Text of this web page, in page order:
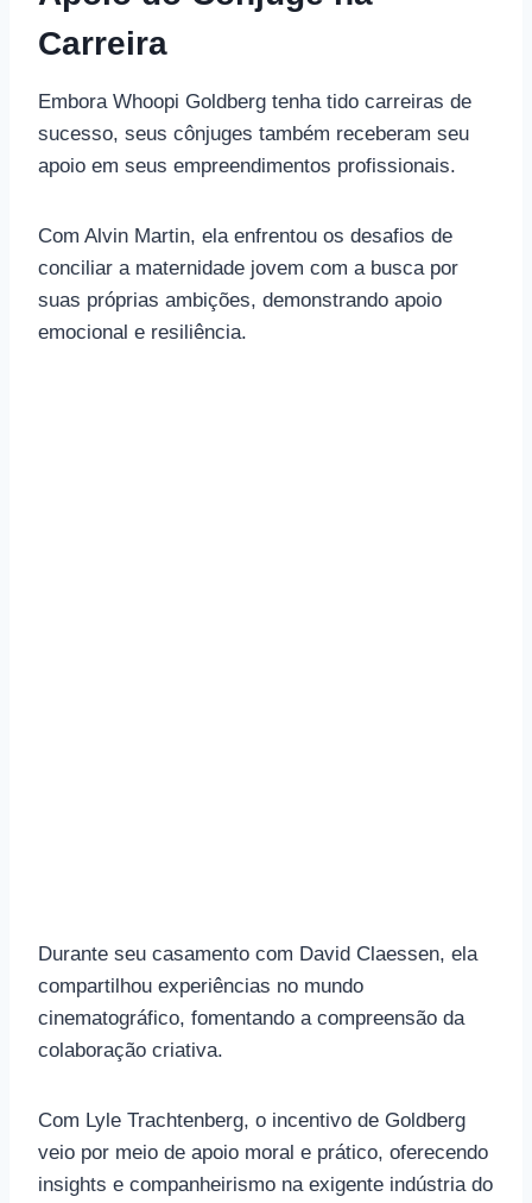
Carreira
Embora Whoopi Goldberg tenha tido carreiras de
sucesso, seus cônjuges também receberam seu
apoio em seus empreendimentos profissionais.
Com Alvin Martin, ela enfrentou os desafios de
conciliar a maternidade jovem com a busca por
suas próprias ambições, demonstrando apoio
emocional e resiliência.
Durante seu casamento com David Claessen, ela
compartilhou experiências no mundo
cinematográfico, fomentando a compreensão da
colaboração criativa.
Com Lyle Trachtenberg, o incentivo de Goldberg
veio por meio de apoio moral e prático, oferecendo
insights e companheirismo na exigente indústria do